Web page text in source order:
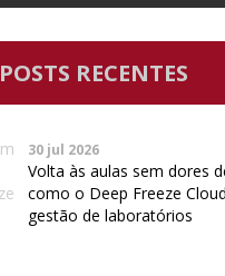
POSTS RECENTES
30 jul 2026
Volta às aulas sem dores
como o Deep Freeze
gestão de laboratórios